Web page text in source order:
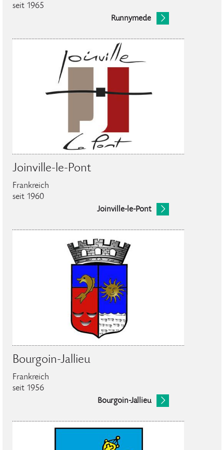
seit 1965
Runnymede
Joinville-le-Pont
Frankreich
seit 1960
Joinville-le-Pont
Bourgoin-Jallieu
Frankreich
seit 1956
Bourgoin-Jallieu